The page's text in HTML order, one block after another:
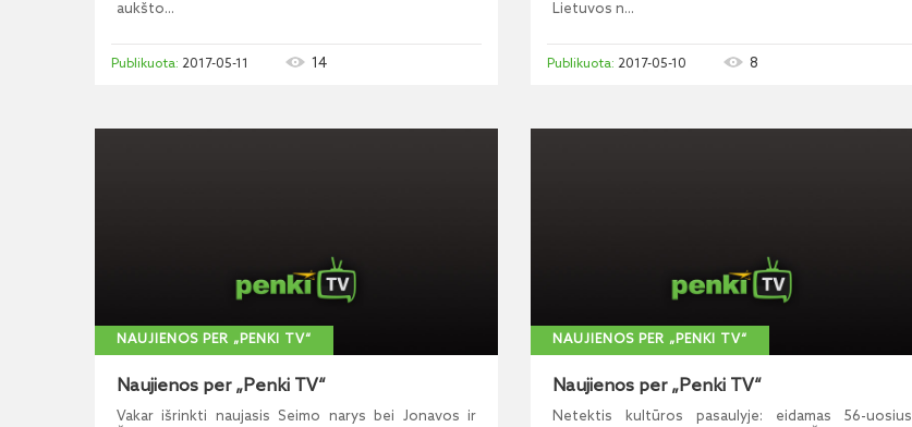
aukšto...
2017-05-11 14
Lietuvos n...
2017-05-10 8
NAUJIENOS PER „PENKI TV“
Naujienos per „Penki TV“
Vakar išrinkti naujasis Seimo narys bei Jonavos ir
NAUJIENOS PER „PENKI TV“
Naujienos per „Penki TV“
Netektis kultūros pasaulyje: eidamas 56-uosius